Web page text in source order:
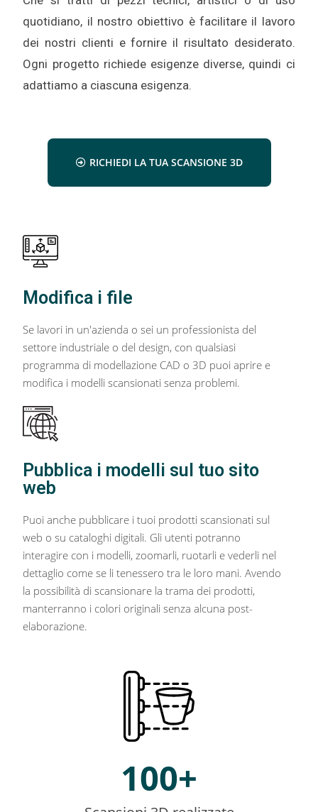
quotidiano, il nostro obiettivo è facilitare il lavoro
dei nostri clienti e fornire il risultato desiderato.
Ogni progetto richiede esigenze diverse, quindi ci
adattiamo a ciascuna esigenza.
RICHIEDI LA TUA SCANSIONE 3D
Modifica i file
Se lavori in un'azienda o sei un professionista del
settore industriale o del design, con qualsiasi
programma di modellazione CAD o 3D puoi aprire e
modifica i modelli scansionati senza problemi.
Pubblica i modelli sul tuo sito
web
Puoi anche pubblicare i tuoi prodotti scansionati sul
web o su cataloghi digitali. Gli utenti potranno
interagire con i modelli, zoomarli, ruotarli e vederli nel
dettaglio come se li tenessero tra le loro mani. Avendo
la possibilità di scansionare la trama dei prodotti,
manterranno i colori originali senza alcuna post-
elaborazione.
100+